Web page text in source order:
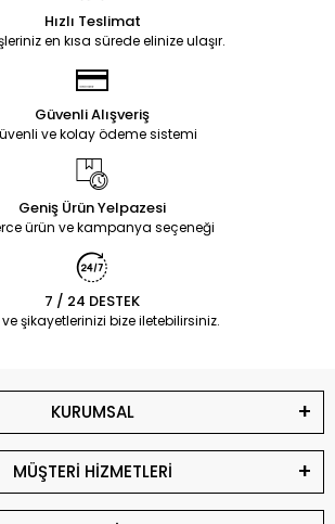
Hızlı Teslimat
en kısa sürede elinize ulaşır.
Güvenli Alışveriş
ve kolay ödeme sistemi
Geniş Ürün Yelpazesi
ürün ve kampanya seçeneği
7 / 24 DESTEK
ve şikayetlerinizi bize iletebilirsiniz.
KURUMSAL
MÜŞTERİ HİZMETLERİ